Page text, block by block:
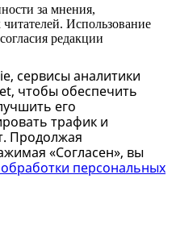
за мнения,
Использование
редакции
сервисы аналитики
чтобы обеспечить
его
трафик и
Продолжая
«Согласен», вы
персональных